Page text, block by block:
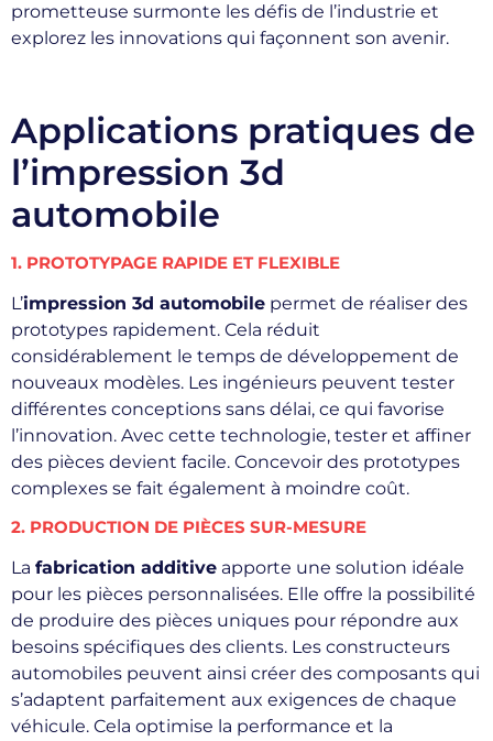
prometteuse surmonte les défis de l’industrie et
explorez les innovations qui façonnent son avenir.
Applications pratiques de
l’impression 3d
automobile
1. PROTOTYPAGE RAPIDE ET FLEXIBLE
L’impression 3d automobile permet de réaliser des
prototypes rapidement. Cela réduit
considérablement le temps de développement de
nouveaux modèles. Les ingénieurs peuvent tester
différentes conceptions sans délai, ce qui favorise
l’innovation. Avec cette technologie, tester et affiner
des pièces devient facile. Concevoir des prototypes
complexes se fait également à moindre coût.
2. PRODUCTION DE PIÈCES SUR-MESURE
La fabrication additive apporte une solution idéale
pour les pièces personnalisées. Elle offre la possibilité
de produire des pièces uniques pour répondre aux
besoins spécifiques des clients. Les constructeurs
automobiles peuvent ainsi créer des composants qui
s’adaptent parfaitement aux exigences de chaque
véhicule. Cela optimise la performance et la